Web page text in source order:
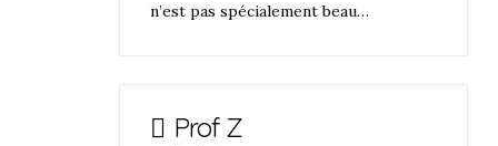
n’est pas spécialement beau…
Prof Z